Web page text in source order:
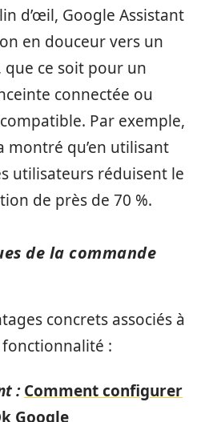
d’œil, Google Assistant
en douceur vers un
que ce soit pour un
connectée ou
Par exemple,
montré qu’en utilisant
utilisateurs réduisent le
de près de 70 %.
de la commande
concrets associés à
fonctionnalité :
: Comment configurer
Google